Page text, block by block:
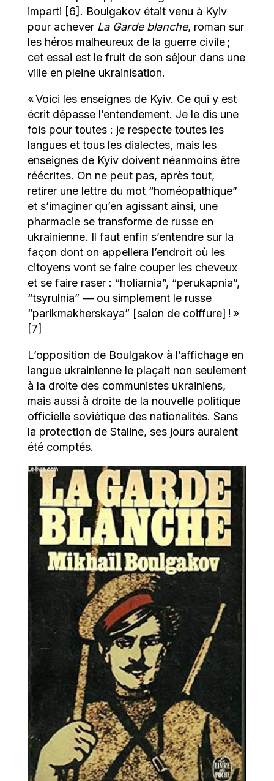
imparti [6]. Boulgakov était venu à Kyiv
pour achever La Garde blanche, roman sur
les héros malheureux de la guerre civile ;
cet essai est le fruit de son séjour dans une
ville en pleine ukrainisation.
« Voici les enseignes de Kyiv. Ce qui y est
écrit dépasse l’entendement. Je le dis une
fois pour toutes : je respecte toutes les
langues et tous les dialectes, mais les
enseignes de Kyiv doivent néanmoins être
réécrites. On ne peut pas, après tout,
retirer une lettre du mot “homéopathique”
et s’imaginer qu’en agissant ainsi, une
pharmacie se transforme de russe en
ukrainienne. Il faut enfin s’entendre sur la
façon dont on appellera l’endroit où les
citoyens vont se faire couper les cheveux
et se faire raser : “holiarnia”, “perukарnia”,
“tsyrulnia” — ou simplement le russe
“parikmakherskaya” [salon de coiffure] ! »
[7]
L’opposition de Boulgakov à l’affichage en
langue ukrainienne le plaçait non seulement
à la droite des communistes ukrainiens,
mais aussi à droite de la nouvelle politique
officielle soviétique des nationalités. Sans
la protection de Staline, ses jours auraient
été comptés.